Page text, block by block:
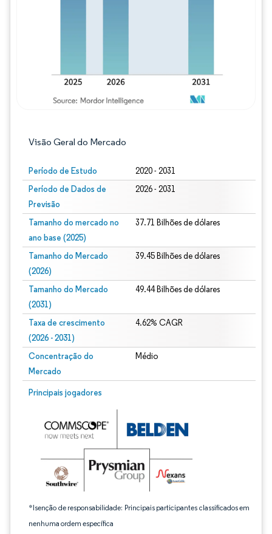
Visão Geral do Mercado
Período de Estudo 2020 - 2031
Período de Dados de
Previsão
2026 - 2031
Tamanho do mercado no
ano base (2025)
37.71 Bilhões de dólares
Tamanho do Mercado
(2026)
39.45 Bilhões de dólares
Tamanho do Mercado
(2031)
49.44 Bilhões de dólares
Taxa de crescimento
(2026 - 2031)
4.62% CAGR
Concentração do
Mercado
Médio
Principais jogadores
*Isenção de responsabilidade: Principais participantes classificados em
nenhuma ordem específica
Imagem © Mordor Intelligence. O reuso requer atribuição conforme CC BY 4.0.